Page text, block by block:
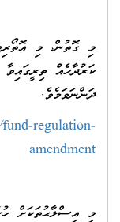
މި ގޮތުން، މި
ކަރުދާހެއް
ދަންނަވަމެވެ.
regulation-
amendment
މި އިސްލާޙުތަކަށް